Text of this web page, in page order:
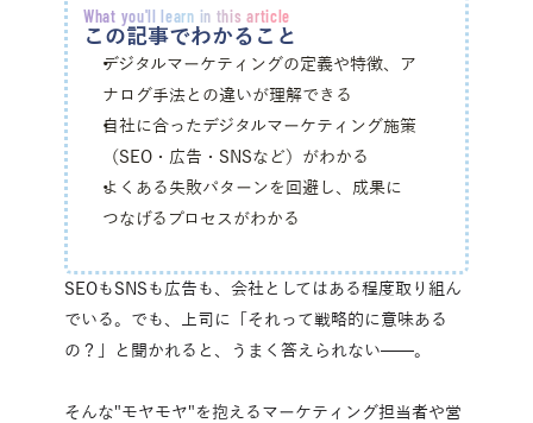
What you'll learn in this article
この記事でわかること
デジタルマーケティングの定義や特徴、ア
ナログ手法との違いが理解できる
自社に合ったデジタルマーケティング施策
（SEO・広告・SNSなど）がわかる
よくある失敗パターンを回避し、成果に
つなげるプロセスがわかる
SEOもSNSも広告も、会社としてはある程度取り組ん
でいる。でも、上司に「それって戦略的に意味ある
の？」と聞かれると、うまく答えられない——。
そんな"モヤモヤ"を抱えるマーケティング担当者や営